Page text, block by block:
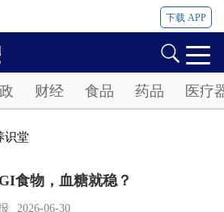
下载 APP
财经 食品 药品 医疗
识堂
食物，血糖就稳？
2026-06-30